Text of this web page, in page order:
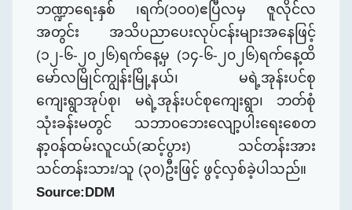
ဘဏ္ဍာရေးနှစ် ၊ရက်(၁၀၀)ဧပြီလမှ ဇူလိုင်လ
အတွင်း အသိပညာပေးလုပ်ငန်းများအနေဖြင့်
(၁၂-၆-၂၀၂၆)ရက်နေ့မှ (၁၄-၆-၂၀၂၆)ရက်နေ့ထိ
မော်လမြိုင်ကျွန်းမြို့နယ်၊ မရဲ့အုန်းပင်စု
ကျေးရွာအုပ်စု၊ မရဲ့အုန်းပင်စုကျေးရွာ၊ ဘတ်စုံ
သုံးခန်းမတွင် သဘာ၀ဘေးလျော့ပါးရေးစေတ
နာ့၀န်ထမ်းလူငယ်(ဆင့်ပွား) သင်တန်းအား
သင်တန်းသား/သူ (၃၀)ဦးဖြင့် ဖွင့်လှစ်ခဲ့ပါ သည်။
Source:DDM